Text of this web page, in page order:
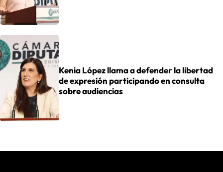
Kenia López llama a defender la libertad
de expresión participando en consulta
sobre audiencias